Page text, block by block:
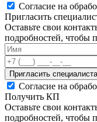
Согласие на
Пригласить
Оставьте свои
подробностей, чтобы
Пригласить специалиста
Согласие на
Получить КП
Оставьте свои
подробностей, чтобы